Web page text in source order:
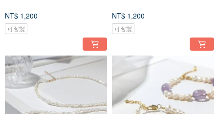
NT$ 1,200
可客製
NT$ 1,200
可客製